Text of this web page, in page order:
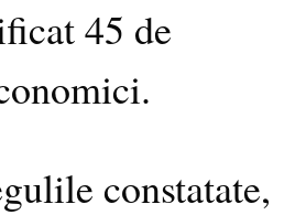
45 de
constatate,